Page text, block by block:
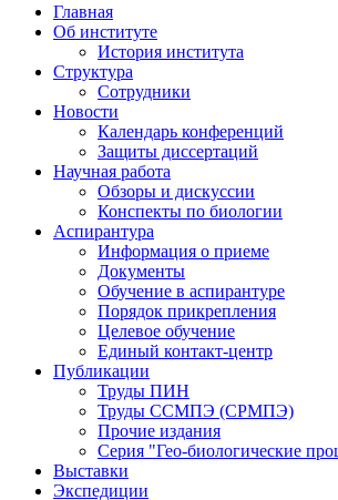
Главная
Об институте
История института
Структура
Сотрудники
Новости
Календарь конференций
Защиты диссертаций
Научная работа
Обзоры и дискуссии
Конспекты по биологии
Аспирантура
Информация о приеме
Документы
Обучение в аспирантуре
Порядок прикрепления
Целевое обучение
Единый контакт-центр
Публикации
Труды ПИН
Труды ССМПЭ (СРМПЭ)
Прочие издания
Серия "Гео-биологические
Выставки
Экспедиции